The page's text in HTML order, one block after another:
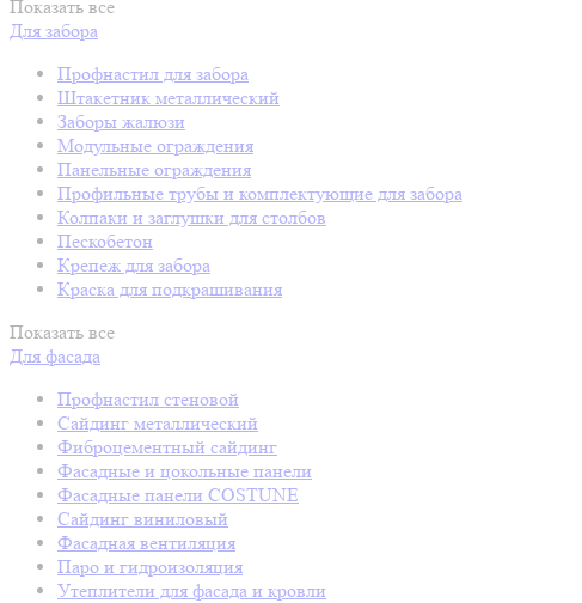
Показать все
Для забора
Профнастил для забора
Штакетник металлический
Заборы жалюзи
Модульные ограждения
Панельные ограждения
Профильные трубы и комплектующие для забора
Колпаки и заглушки для столбов
Пескобетон
Крепеж для забора
Краска для подкрашивания
Показать все
Для фасада
Профнастил стеновой
Сайдинг металлический
Фиброцементный сайдинг
Фасадные и цокольные панели
Фасадные панели COSTUNE
Сайдинг виниловый
Фасадная вентиляция
Паро и гидроизоляция
Утеплители для фасада и кровли